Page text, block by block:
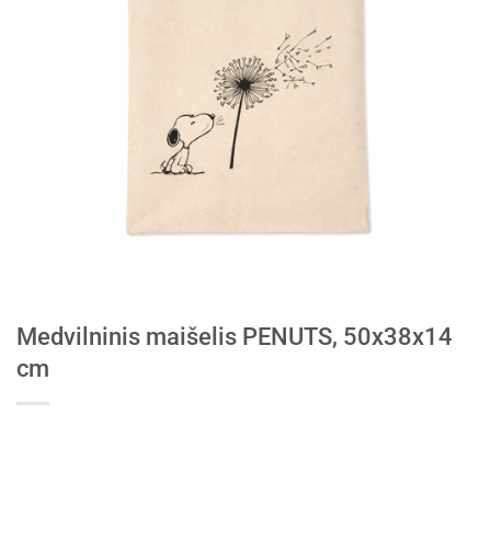
Medvilninis maišelis PENUTS, 50x38x14
cm